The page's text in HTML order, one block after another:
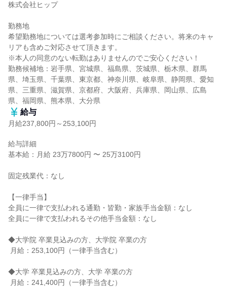
株式会社ヒップ
勤務地
希望勤務地については選考参加時にご相談ください。将来のキャ
リアも含めご対応させて頂きます。
※本人の同意のない転勤はありませんのでご安心ください！
勤務候補地：岩手県、宮城県、福島県、茨城県、栃木県、群馬
県、埼玉県、千葉県、東京都、神奈川県、岐阜県、静岡県、愛知
県、三重県、滋賀県、京都府、大阪府、兵庫県、岡山県、広島
県、福岡県、熊本県、大分県
給与
月給237,800円～253,100円
給与詳細
基本給：月給 23万7800円 〜 25万3100円
固定残業代：なし
【一律手当】
全員に一律で支払われる通勤・皆勤・家族手当金額：なし
全員に一律で支払われるその他手当金額：なし
◆大学院 卒業見込みの方、大学院 卒業の方
◆大学 卒業見込みの方、大学 卒業の方